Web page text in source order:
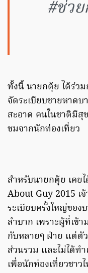
#ช่ว
ทั้งนี้ นายกตุ้ย ได้ร่ว
จัดระเบียบชายหาดบ
สะอาด คนในชาติมีสุ
ชมจากนักท่องเที่ยว
สำหรับนายกตุ้ย เคย
About Guy 2015 เ
ระเบียบครั้งใหญ่ของ
ลำบาก เพราะผู้ที่เข้
กับหลายๆ ฝ่าย แต่ตั
ส่วนรวม และไม่ได้ท
เพื่อนักท่องเที่ยวชา